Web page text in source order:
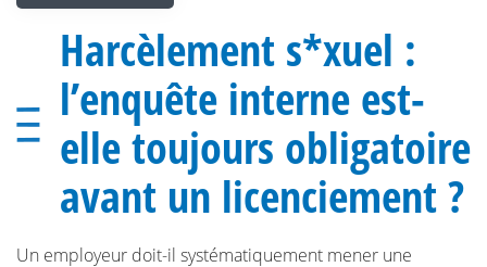
Harcèlement s*xuel :
l’enquête interne est-
elle toujours obligatoire
avant un licenciement ?
Un employeur doit-il systématiquement mener une